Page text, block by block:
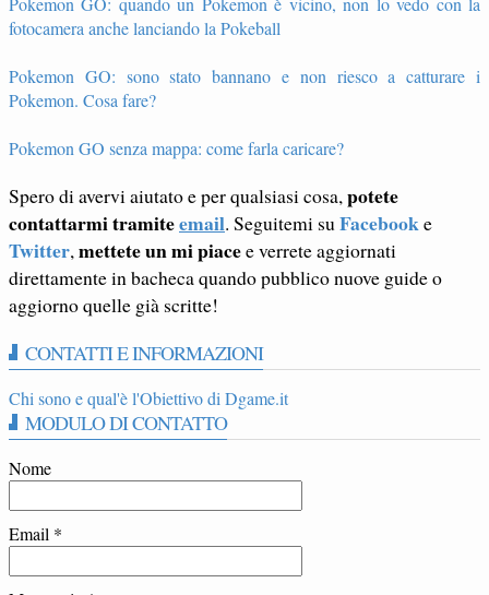
fotocamera anche lanciando la Pokeball
Pokemon GO: sono stato bannano e non riesco a catturare i
Pokemon. Cosa fare?
Pokemon GO senza mappa: come farla caricare?
Spero di avervi aiutato e per qualsiasi cosa, potete
contattarmi tramiteemail. Seguitemi su Facebooke
Twitter, mettete un mi piacee verrete aggiornati
direttamente in bacheca quando pubblico nuove guide o
aggiorno quelle già scritte!
CONTATTI E INFORMAZIONI
Chi sono e qual'è l'Obiettivo di Dgame.it
MODULO DI CONTATTO
Nome
Email *